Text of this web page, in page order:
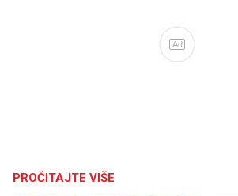
Ad
PROČITAJTE VIŠE